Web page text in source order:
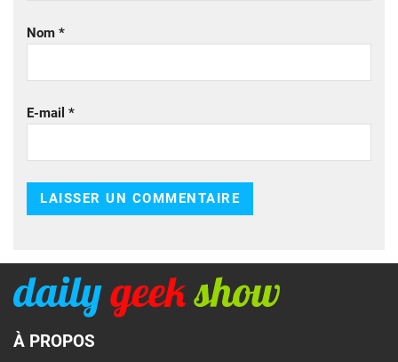
Nom *
E-mail *
À PROPOS